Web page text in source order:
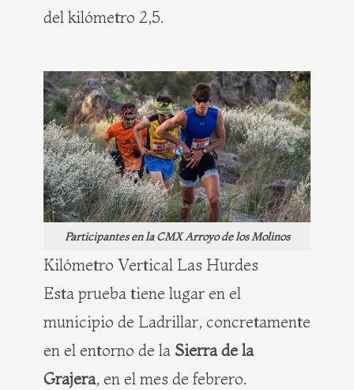
del kilómetro 2,5.
Participantes en la CMX Arroyo de los Molinos
Kilómetro Vertical Las Hurdes
Esta prueba tiene lugar en el
municipio de Ladrillar, concretamente
en el entorno de la Sierra de la
Grajera, en el mes de febrero.